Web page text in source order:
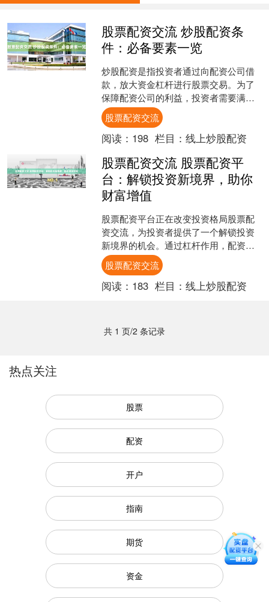
股票配资交流 炒股配资条
件：必备要素一览
炒股配资是指投资者通过向配资公司借
款，放大资金杠杆进行股票交易。为了
保障配资公司的利益，投资者需要满足
一定的条件。 * **放大资金：**配资可以
将投资资金放大....
股票配资交流
阅读： 198 栏目： 线上炒股配资
股票配资交流 股票配资平
台：解锁投资新境界，助你
财富增值
股票配资平台正在改变投资格局股票配
资交流，为投资者提供了一个解锁投资
新境界的机会。通过杠杆作用，配资平
台允许投资者放大其投资能力，从而获
得更大的潜在收益。 对于....
股票配资交流
阅读： 183 栏目： 线上炒股配资
共 1 页/2 条记录
热点关注
股票
配资
开户
指南
期货
资金